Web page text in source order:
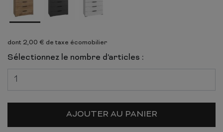
dont 2,00 € de taxe écomobilier
Sélectionnez le nombre d'articles :
AJOUTER AU PANIER